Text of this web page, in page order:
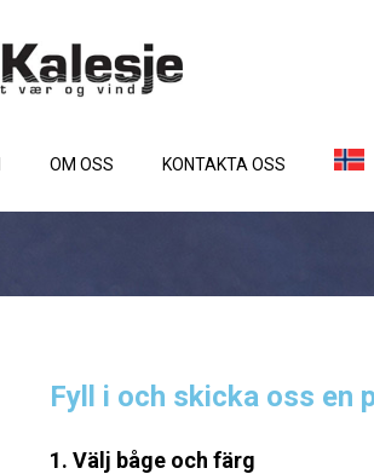
OM OSS KONTAKTA OSS
Fyll i och skicka oss en
1. Välj båge och färg